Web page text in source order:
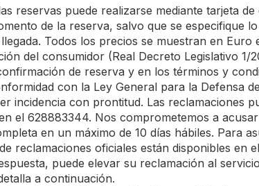
reservas puede realizarse mediante tarjeta
de la reserva, salvo que se especifique
Todos los precios se muestran en
del consumidor (Real Decreto Legislativo
de reserva y en los términos y
con la Ley General para la Defensa
incidencia con prontitud. Las reclamaciones
el 628883344. Nos comprometemos a
en un máximo de 10 días hábiles. Para
reclamaciones oficiales están disponibles en
puede elevar su reclamación al
a continuación.